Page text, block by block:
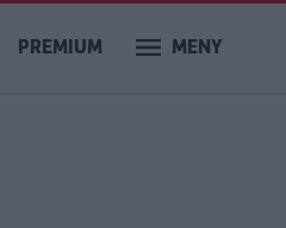
PREMIUM MENY